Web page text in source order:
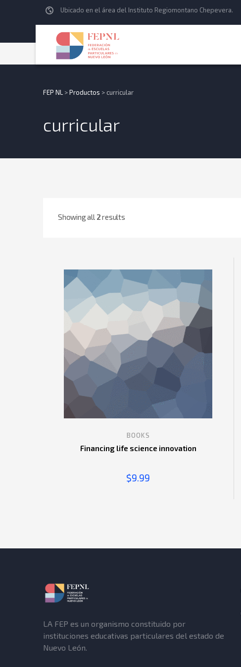
Ubicado en el área del Instituto Regiomontano Chepevera.
FEP NL >Productos > curricular
curricular
Showing all 2results
BOOKS
Financing life science innovation
$9.99
LA FEP es un organismo constituido por
instituciones educativas particulares del estado de
Nuevo León.